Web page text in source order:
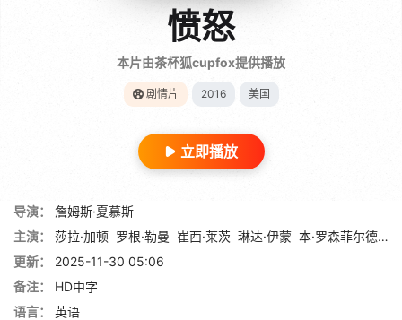
愤怒
本片由茶杯狐cupfox提供播放
剧情片 2016 美国
立即播放
导演：
詹姆斯·夏慕斯
主演：
莎拉·加顿 罗根·勒曼 崔西·莱茨 琳达·伊蒙 本·罗森菲尔德 蒂
更新：
2025-11-30 05:06
备注：
HD中字
语言：
英语